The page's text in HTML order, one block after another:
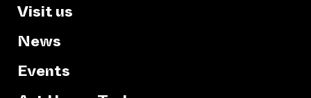
Visit us
News
Events